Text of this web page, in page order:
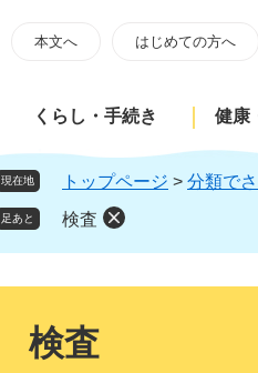
本文へ はじめての方へ
くらし・手続き 健康
現在地 トップページ > 分類で
足あと 検査
検査